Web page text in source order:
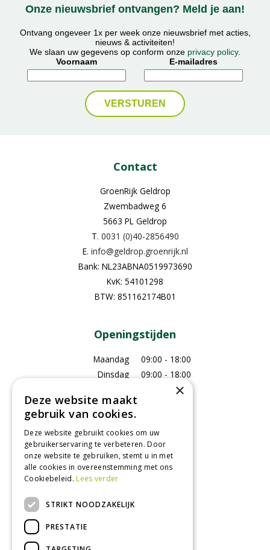
Onze nieuwsbrief ontvangen? Meld je aan!
Ontvang ongeveer 1x per week onze nieuwsbrief met acties,
nieuws & activiteiten!
We slaan uw gegevens op conform onze privacy policy.
Voornaam
E-mailadres
Contact
GroenRijk Geldrop
Zwembadweg 6
5663 PL Geldrop
T. 0031 (0)40-2856490
E. info@geldrop.groenrijk.nl
Bank: NL23ABNA0519973690
KvK: 54101298
BTW: 851162174B01
Openingstijden
Maandag
09:00 - 18:00
Dinsdag
09:00 - 18:00
09:00 - 18:00
Donderdag
Vrijdag
Zaterdag
09:00 - 17:00
Zondag
Gesloten
Toon alle openingstijden
×
Deze website maakt
gebruik van cookies.
Deze website gebruikt cookies om uw
gebruikerservaring te verbeteren. Door
onze website te gebruiken, stemt u in met
alle cookies in overeenstemming met ons
Cookiebeleid.Lees verder
STRIKT NOODZAKELIJK
PRESTATIE